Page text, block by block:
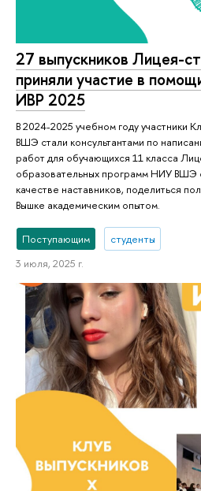
27 выпускников Лицея-
приняли участие в
ИВР 2025
В 2024-2025 учебном году участники
ВШЭ стали консультантами по
работ для обучающихся 11 класса
образовательных программ НИУ ВШЭ
качестве наставников, поделиться
Вышке академическим опытом.
Поступающим
студенты
3 июля, 2025 г.